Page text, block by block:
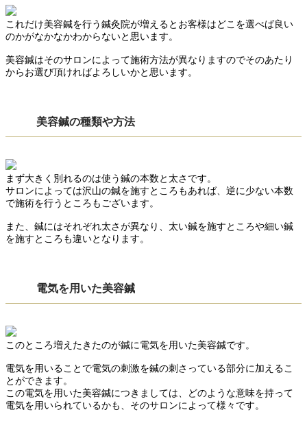
これだけ美容鍼を行う鍼灸院が増えるとお客様はどこを選べば良い
のかがなかなかわからないと思います。
美容鍼はそのサロンによって施術方法が異なりますのでそのあたり
からお選び頂ければよろしいかと思います。
美容鍼の種類や方法
まず大きく別れるのは使う鍼の本数と太さです。
サロンによっては沢山の鍼を施すところもあれば、逆に少ない本数
で施術を行うところもございます。
また、鍼にはそれぞれ太さが異なり、太い鍼を施すところや細い鍼
を施すところも違いとなります。
電気を用いた美容鍼
このところ増えたきたのが鍼に電気を用いた美容鍼です。
電気を用いることで電気の刺激を鍼の刺さっている部分に加えるこ
とができます。
この電気を用いた美容鍼につきましては、どのような意味を持って
電気を用いられているかも、そのサロンによって様々です。